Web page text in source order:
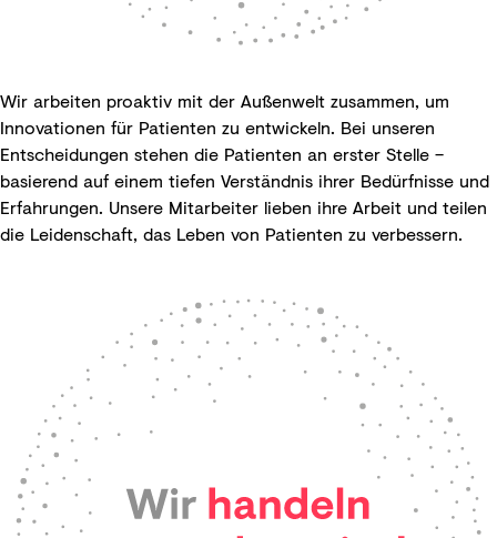
Wir arbeiten proaktiv mit der Außenwelt zusammen, um
Innovationen für Patienten zu entwickeln. Bei unseren
Entscheidungen stehen die Patienten an erster Stelle –
basierend auf einem tiefen Verständnis ihrer Bedürfnisse und
Erfahrungen. Unsere Mitarbeiter lieben ihre Arbeit und teilen
die Leidenschaft, das Leben von Patienten zu verbessern.